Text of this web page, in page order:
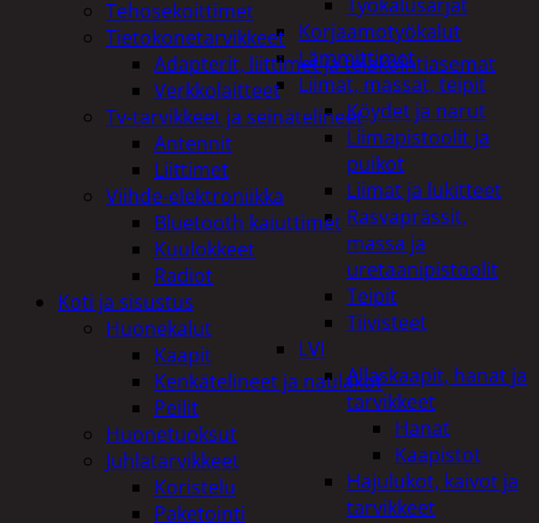
Korjaamotyökalut
Lämmittimet
Liimat, massat, teipit
Köydet ja narut
Liimapistoolit ja
puikot
Liimat ja lukitteet
Rasvaprässit,
massa ja
uretaanipistoolit
Teipit
Tiivisteet
LVI
Allaskaapit, hanat ja
tarvikkeet
Hanat
Kaapistot
Hajulukot, kaivot ja
tarvikkeet
Tehosekoittimet
Tietokonetarvikkeet
Adapterit, liittimet ja telakointiasemat
Verkkolaitteet
Tv-tarvikkeet ja seinätelineet
Antennit
Liittimet
Viihde-elektroniikka
Bluetooth kaiuttimet
Kuulokkeet
Radiot
Koti ja sisustus
Huonekalut
Kaapit
Kenkätelineet ja naulakot
Peilit
Huonetuoksut
Juhlatarvikkeet
Koristelu
Paketointi